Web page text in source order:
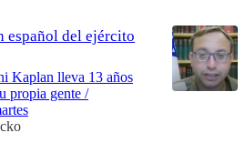
español del ejército
Kaplan lleva 13 años
propia gente /